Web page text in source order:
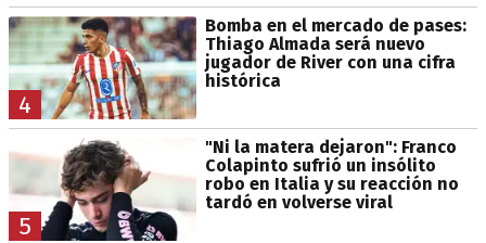
4
Bomba en el mercado de pases:
Thiago Almada será nuevo
jugador de River con una cifra
histórica
5
"Ni la matera dejaron": Franco
Colapinto sufrió un insólito
robo en Italia y su reacción no
tardó en volverse viral